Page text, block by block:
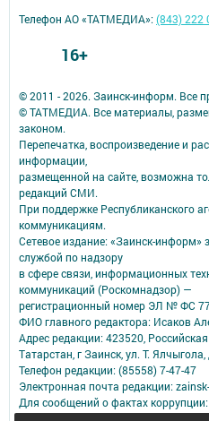
© 2011 - 2026. Заинск-информ. Все
© ТАТМЕДИА. Все материалы,
законом.
Перепечатка, воспроизведение и
информации,
размещенной на сайте, возможна
редакций СМИ.
При поддержке Республиканского
коммуникациям.
Сетевое издание: «Заинск-информ»
службой по надзору
в сфере связи, информационных
коммуникаций (Роскомнадзор) —
регистрационный номер ЭЛ № ФС
ФИО главного редактора: Исаков
Адрес редакции: 423520,
Татарстан, г Заинск, ул. Т. Ялчыгола,
Телефон редакции: (85558) 7-47-47
Электронная почта редакции:
Для сообщений о фактах
Телефон АО «ТАТМЕДИА»:(843) 222
16+